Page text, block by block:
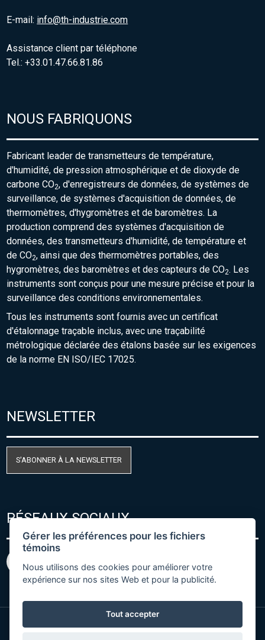
E-mail: info@th-industrie.com
Assistance client par téléphone
Tel.: +33.01.47.66.81.86
NOUS FABRIQUONS
Fabricant leader de transmetteurs de température,
d'humidité, de pression atmosphérique et de dioxyde de
carbone CO2, d'enregistreurs de données, de systèmes de
surveillance, de systèmes d'acquisition de données, de
thermomètres, d'hygromètres et de baromètres. La
production comprend des systèmes d'acquisition de
données, des transmetteurs d'humidité, de température et
de CO2, ainsi que des thermomètres portables, des
hygromètres, des baromètres et des capteurs de CO2. Les
instruments sont conçus pour une mesure précise et pour la
surveillance des conditions environnementales.
Tous les instruments sont fournis avec un certificat
d'étalonnage traçable inclus, avec une traçabilité
métrologique déclarée des étalons basée sur les exigences
de la norme EN ISO/IEC 17025.
NEWSLETTER
S'ABONNER À LA NEWSLETTER
RÉSEAUX SOCIAUX
Gérer les préférences pour les fichiers
témoins
Nous utilisons des cookies pour améliorer votre
expérience sur nos sites Web et pour la publicité.
Tout accepter